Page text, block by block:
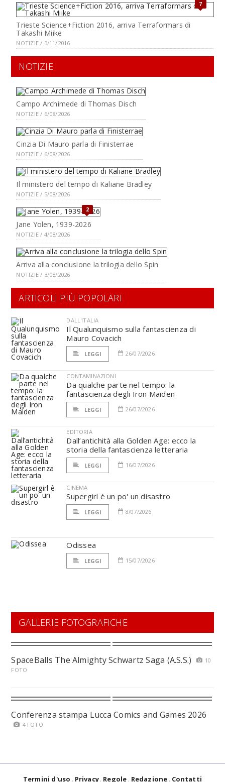
7
Trieste Science+Fiction 2016, arriva Terraformars di
Takashi Miike
NOTIZIE / 3/11/2016
NOTIZIE
Campo Archimede di Thomas Disch
NOTIZIE / 6/08/2026
Cinzia Di Mauro parla di Finisterrae
NOTIZIE / 6/08/2026
Il ministero del tempo di Kaliane Bradley
NOTIZIE / 5/08/2026
2
Jane Yolen, 1939-2026
NOTIZIE / 4/08/2026
Arriva alla conclusione la trilogia dello Spin
NOTIZIE / 3/08/2026
ARTICOLI PIÙ POPOLARI
DALL'ITALIA
Il Qualunquismo sulla fantascienza di
Mauro Covacich
LEGGI 26/07/2026
CONTAMINAZIONI
Da qualche parte nel tempo: la
fantascienza degli Iron Maiden
LEGGI 26/07/2026
EDITORIA
Dall’antichità alla Golden Age: ecco la
storia della fantascienza letteraria
LEGGI 16/07/2026
CINEMA
Supergirl è un po' un disastro
LEGGI 8/07/2026
Odissea
LEGGI 15/07/2026
GALLERIE FOTOGRAFICHE
SpaceBalls The Almighty Schwartz Saga (A.S.S.)
10
FOTO
Conferenza stampa Lucca Comics and Games 2026
4 FOTO
Termini d'uso Privacy Regole Redazione Contatti